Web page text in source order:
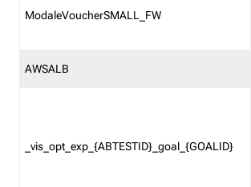
ModaleVoucherSMALL_FW
AWSALB
_vis_opt_exp_{ABTESTID}_goal_{GOALID}